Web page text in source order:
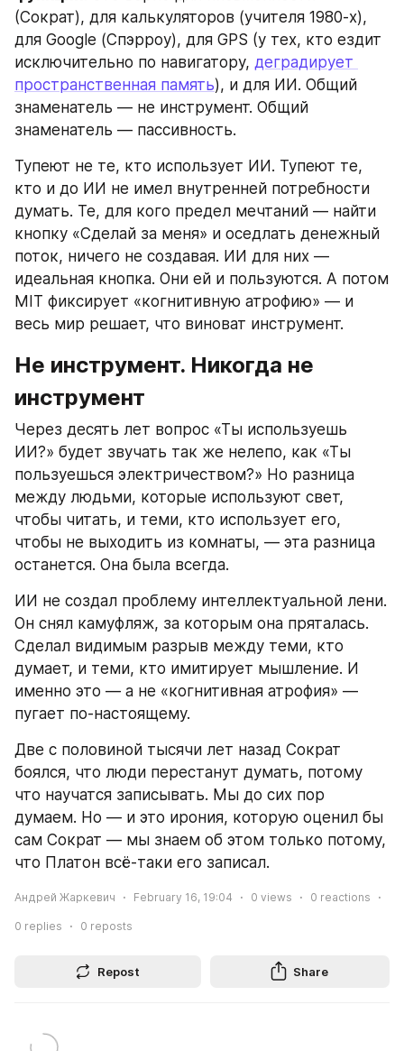
(Сократ), для калькуляторов (учителя 1980-х),
для Google (Спэрроу), для GPS (у тех, кто ездит
исключительно по навигатору, деградирует
пространственная память), и для ИИ. Общий
знаменатель — не инструмент. Общий
знаменатель — пассивность.
Тупеют не те, кто использует ИИ. Тупеют те,
кто и до ИИ не имел внутренней потребности
думать. Те, для кого предел мечтаний — найти
кнопку «Сделай за меня» и оседлать денежный
поток, ничего не создавая. ИИ для них —
идеальная кнопка. Они ей и пользуются. А потом
MIT фиксирует «когнитивную атрофию» — и
весь мир решает, что виноват инструмент.
Не инструмент. Никогда не
инструмент
Через десять лет вопрос «Ты используешь
ИИ?» будет звучать так же нелепо, как «Ты
пользуешься электричеством?» Но разница
между людьми, которые используют свет,
чтобы читать, и теми, кто использует его,
чтобы не выходить из комнаты, — эта разница
останется. Она была всегда.
ИИ не создал проблему интеллектуальной лени.
Он снял камуфляж, за которым она пряталась.
Сделал видимым разрыв между теми, кто
думает, и теми, кто имитирует мышление. И
именно это — а не «когнитивная атрофия» —
пугает по-настоящему.
Две с половиной тысячи лет назад Сократ
боялся, что люди перестанут думать, потому
что научатся записывать. Мы до сих пор
думаем. Но — и это ирония, которую оценил бы
сам Сократ — мы знаем об этом только потому,
что Платон всё-таки его записал.
Андрей Жаркевич February 16, 19:04 0 views 0 reactions
0 replies 0 reposts
Repost Share